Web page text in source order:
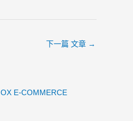
下一篇 文章 →
OX E-COMMERCE